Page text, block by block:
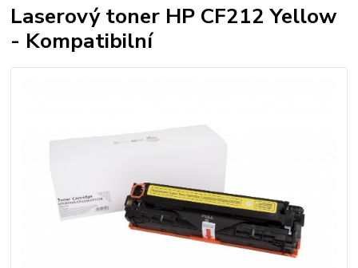
Laserový toner HP CF212 Yellow
- Kompatibilní